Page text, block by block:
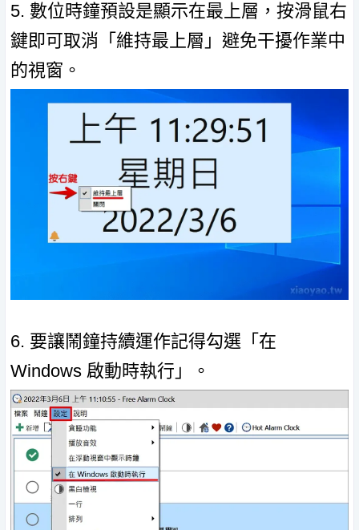
5. 數位時鐘預設是顯示在最上層，按滑鼠右
鍵即可取消「維持最上層」避免干擾作業中
的視窗。
6. 要讓鬧鐘持續運作記得勾選「在
Windows 啟動時執行」。